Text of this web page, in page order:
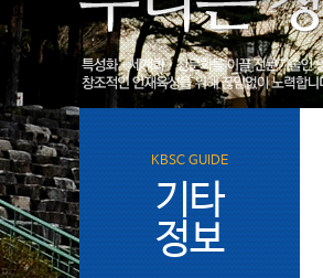
KBSC GUIDE
기타
정보